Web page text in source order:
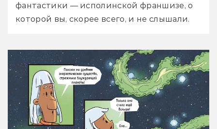
фантастики — исполинской франшизе, о
которой вы, скорее всего, и не слышали.